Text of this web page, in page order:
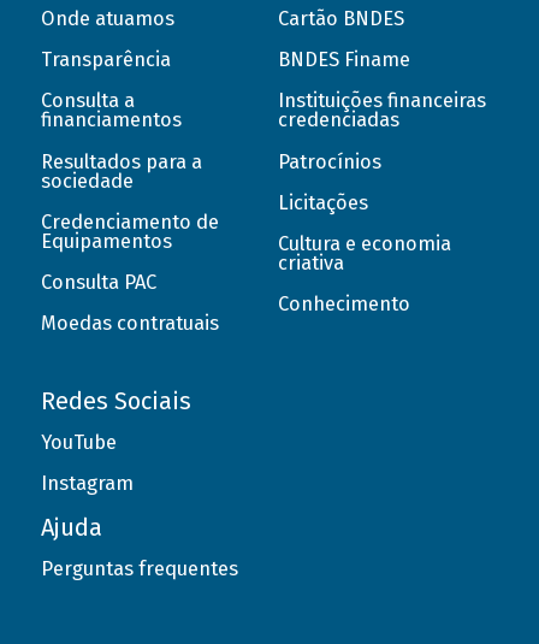
Onde atuamos
Transparência
Consulta a
financiamentos
Resultados para a
sociedade
Credenciamento de
Equipamentos
Consulta PAC
Moedas contratuais
Cartão BNDES
BNDES Finame
Instituições financeiras
credenciadas
Patrocínios
Licitações
Cultura e economia
criativa
Conhecimento
Redes Sociais
YouTube
Instagram
Ajuda
Perguntas frequentes